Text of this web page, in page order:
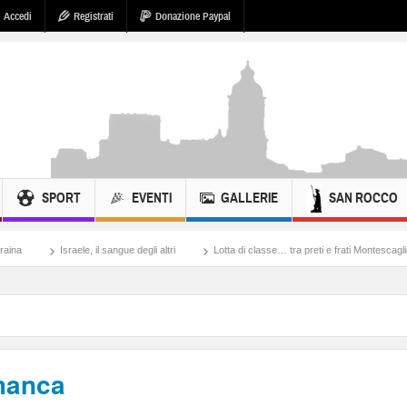
Accedi Registrati Donazione Paypal
SPORT EVENTI GALLERIE SAN ROCCO
il sangue degli altri Lotta di classe… tra preti e frati Montescaglioso